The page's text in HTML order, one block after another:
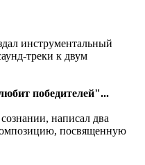
инструментальный
треки к двум
победителей"...
написал два
посвященную